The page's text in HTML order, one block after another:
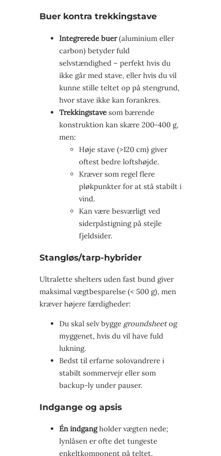
Buer kontra trekkingstave
Integrerede buer(aluminium eller
carbon) betyder fuld
selvstændighed – perfekt hvis du
ikke går med stave, eller hvis du vil
kunne stille teltet op på stengrund,
hvor stave ikke kan forankres.
Trekkingstave som bærende
konstruktion kan skære 200-400 g,
men:
Høje stave (>120 cm) giver
oftest bedre loftshøjde.
Kræver som regel flere
pløkpunkter for at stå stabilt i
vind.
Kan være besværligt ved
siderpåstigning på stejle
fjeldsider.
Stangløs/tarp-hybrider
Ultralette shelters uden fast bund giver
maksimal vægtbesparelse (< 500 g), men
kræver højere færdigheder:
Du skal selv bygge groundsheetog
myggenet, hvis du vil have fuld
lukning.
Bedst til erfarne solovandrere i
stabilt sommervejr eller som
backup-ly under pauser.
Indgange og apsis
Én indgangholder vægten nede;
lynlåsen er ofte det tungeste
enkeltkomponent på teltet.